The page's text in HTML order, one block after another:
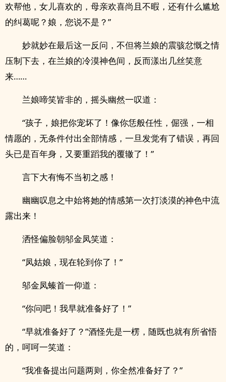
欢帮他，女儿喜欢的，母亲欢喜尚且不暇，还有什么尴尬
的纠葛呢？娘，您说不是？”
妙就妙在最后这一反问，不但将兰娘的震骇忿慨之情
压制下去，在兰娘的冷漠神色间，反而漾出几丝笑意
来……
兰娘啼笑皆非的，摇头幽然一叹道：
“孩子，娘把你宠坏了！像你恁般任性，倔强，一相
情愿的，无条件付出全部情感，一旦发觉有了错误，再回
头已是百年身，又要重蹈我的覆辙了！”
言下大有悔不当初之感！
幽幽叹息之中始将她的情感第一次打淡漠的神色中流
露出来！
洒怪偏脸朝邬金凤笑道：
“凤姑娘，现在轮到你了！”
邬金凤螓首一仰道：
“你问吧！我早就准备好了！”
“早就准备好了？”酒怪先是一楞，随既也就有所省悟
的，呵呵一笑道：
“我准备提出问题两则，你全然准备好了？”